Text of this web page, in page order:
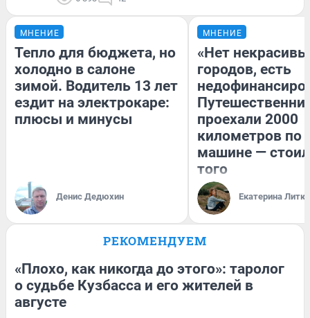
МНЕНИЕ
Тепло для бюджета, но
холодно в салоне
зимой. Водитель 13 лет
ездит на электрокаре:
плюсы и минусы
Денис Дедюхин
МНЕНИЕ
«Нет
городов, есть
проехали 2000
километров по
машине —
того
Екатерина
РЕКОМЕНДУЕМ
«Плохо, как никогда до этого»: таролог
о судьбе Кузбасса и его жителей в
августе